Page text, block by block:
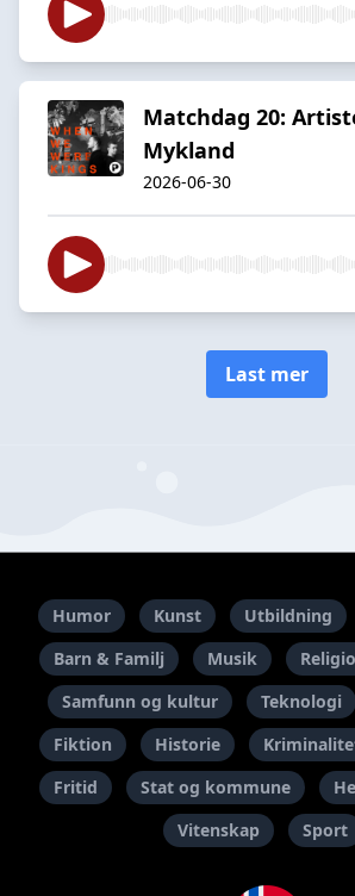
Matchdag 20:
Mykland
2026-06-30
Last mer
Humor Kunst Utbildning
Barn & Familj
Musik
Samfunn og kultur
Teknologi
Fiktion
Historie
Fritid
Stat og kommune
Vitenskap
Sport